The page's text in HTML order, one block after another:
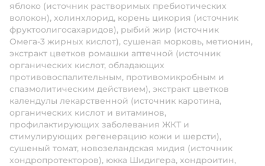
яблоко (источник растворимых пребиотических
волокон), холинхлорид, корень цикория (источник
фруктоолигосахаридов), рыбий жир (источник
Омега-3 жирных кислот), сушеная морковь, метионин,
экстракт цветков ромашки аптечной (источник
органических кислот, обладающих
противовоспалительным, противомикробным и
спазмолитическим действием), экстракт цветков
календулы лекарственной (источник каротина,
органических кислот и витаминов,
профилактирующих заболевания ЖКТ и
стимулирующих регенерацию кожи и шерсти),
сушеный томат, новозеландская мидия (источник
хондропротекторов), юкка Шидигера, хондроитин,